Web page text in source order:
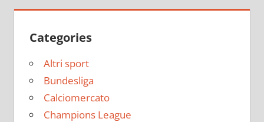
Categories
Altri sport
Bundesliga
Calciomercato
Champions League